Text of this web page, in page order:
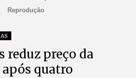
Reprodução
reduz preço da
quatro